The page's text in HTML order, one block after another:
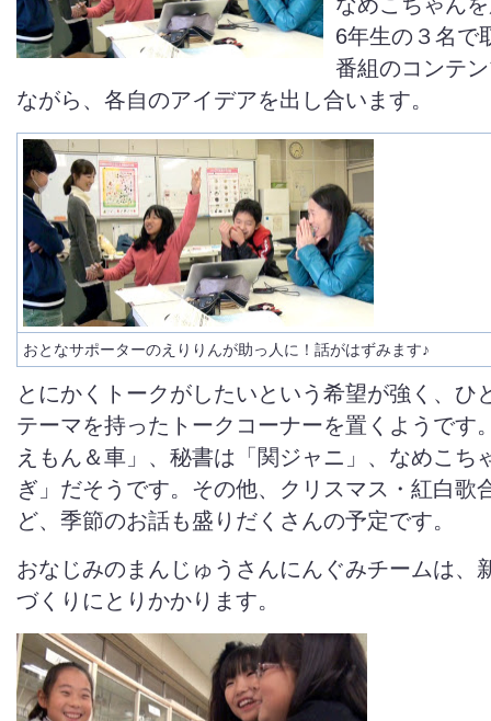
6年生の３名で
番組のコンテ
ながら、各自のアイデアを出し合います。
おとなサポーターのえりりんが助っ人に！話がはずみます♪
とにかくトークがしたいという希望が強く、ひ
テーマを持ったトークコーナーを置くようです
えもん＆車」、秘書は「関ジャニ」、なめこち
ぎ」だそうです。その他、クリスマス・紅白歌
ど、季節のお話も盛りだくさんの予定です。
おなじみのまんじゅうさんにんぐみチームは、
づくりにとりかかります。